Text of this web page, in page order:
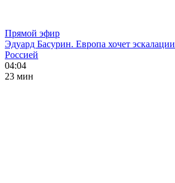
Прямой эфир
Эдуард Басурин. Европа хочет
Россией
04:04
23 мин